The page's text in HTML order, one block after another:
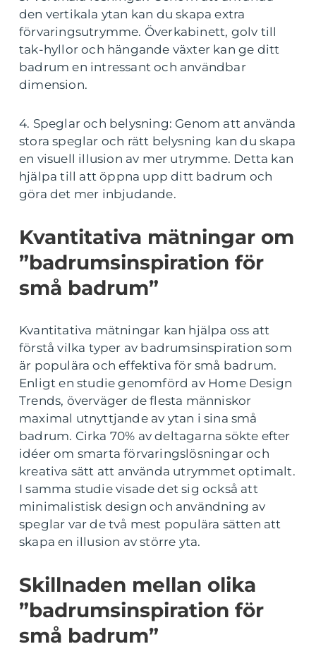
den vertikala ytan kan du skapa extra
förvaringsutrymme. Överkabinett, golv till
tak-hyllor och hängande växter kan ge ditt
badrum en intressant och användbar
dimension.
4. Speglar och belysning: Genom att använda
stora speglar och rätt belysning kan du skapa
en visuell illusion av mer utrymme. Detta kan
hjälpa till att öppna upp ditt badrum och
göra det mer inbjudande.
Kvantitativa mätningar om
”badrumsinspiration för
små badrum”
Kvantitativa mätningar kan hjälpa oss att
förstå vilka typer av badrumsinspiration som
är populära och effektiva för små badrum.
Enligt en studie genomförd av Home Design
Trends, överväger de flesta människor
maximal utnyttjande av ytan i sina små
badrum. Cirka 70% av deltagarna sökte efter
idéer om smarta förvaringslösningar och
kreativa sätt att använda utrymmet optimalt.
I samma studie visade det sig också att
minimalistisk design och användning av
speglar var de två mest populära sätten att
skapa en illusion av större yta.
Skillnaden mellan olika
”badrumsinspiration för
små badrum”